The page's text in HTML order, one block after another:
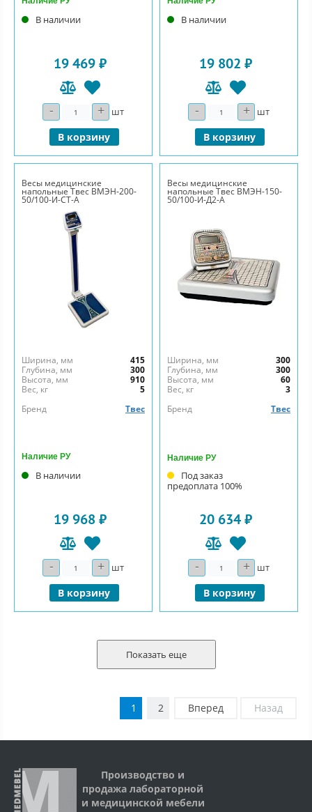
В наличии
19 469 ₽
- Количество+ шт
В корзину
В наличии
19 802 ₽
- Количество+ шт
В корзину
Весы медицинские
напольные Твес ВМЭН-200-
50/100-И-СТ-А
Ширина, мм
415
Глубина, мм
300
Высота, мм
910
Вес, кг
5
Бренд
Твес
Наличие РУ
В наличии
19 968 ₽
- Количество+ шт
В корзину
Весы медицинские
напольные Твес ВМЭН-150-
50/100-И-Д2-А
Ширина, мм
300
Глубина, мм
300
Высота, мм
60
Вес, кг
3
Бренд
Твес
Наличие РУ
Под заказ
предоплата 100%
20 634 ₽
- Количество+ шт
В корзину
Показать еще
Назад
1 2 Вперед
Производство и
продажа лабораторной
и медицинской мебели